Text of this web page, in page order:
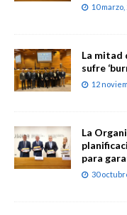
10 marzo,
La mitad
sufre
12
La
para
30